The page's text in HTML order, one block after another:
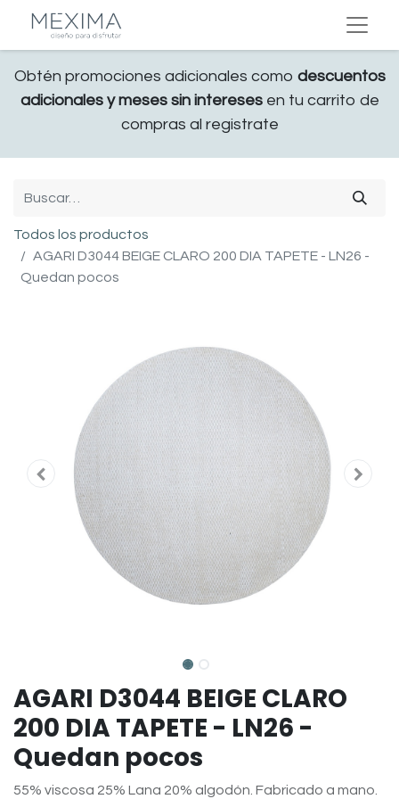
Obtén promociones adicionales como descuentos
adicionales y meses sin interesesen tu carrito de
compras al registrate
Todos los productos
AGARI D3044 BEIGE CLARO 200 DIA TAPETE - LN26 -
Quedan pocos
AGARI D3044 BEIGE CLARO
200 DIA TAPETE - LN26 -
Quedan pocos
55% viscosa 25% Lana 20% algodón. Fabricado a mano.